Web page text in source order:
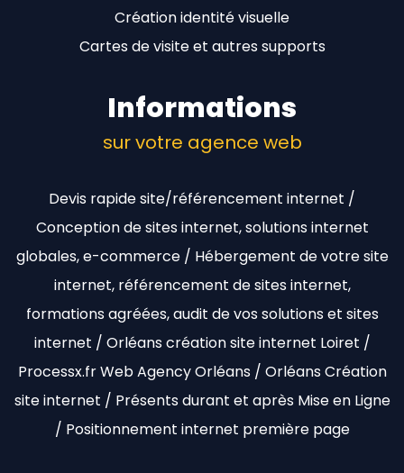
Création identité visuelle
Cartes de visite et autres supports
Informations
sur votre agence web
Devis rapide site/référencement internet /
Conception de sites internet, solutions internet
globales, e-commerce / Hébergement de votre site
internet, référencement de sites internet,
formations agréées, audit de vos solutions et sites
internet / Orléans création site internet Loiret /
Processx.fr Web Agency Orléans / Orléans Création
site internet / Présents durant et après Mise en Ligne
/ Positionnement internet première page